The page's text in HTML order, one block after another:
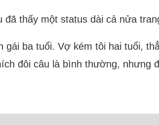
thấy một status dài cả nửa
ba tuổi. Vợ kém tôi hai tuổi,
đôi câu là bình thường, nhưng